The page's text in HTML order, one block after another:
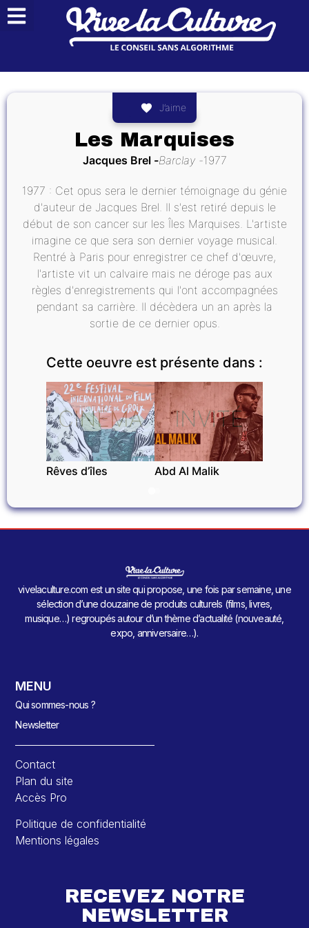
J’aime
Les Marquises
Jacques Brel Barclay 1977
1977 : Cet opus sera le dernier témoignage du génie
d'auteur de Jacques Brel. Il s'est retiré depuis le
début de son cancer sur les Îles Marquises. L'artiste
imagine ce que sera son dernier voyage musical.
Rentré à Paris pour enregistrer ce chef d'œuvre,
l'artiste vit un calvaire mais ne déroge pas aux
règles d'enregistrements qui l'ont accompagnées
pendant sa carrière. Il décèdera un an après la
sortie de ce dernier opus.
Cette oeuvre est présente dans :
CINÉMA
Rêves d’îles
INVITÉ
Abd Al Malik
vivelaculture.com est un site qui propose, une fois par semaine, une
sélection d’une douzaine de produits culturels (films, livres,
musique…) regroupés autour d’un thème d’actualité (nouveauté,
expo, anniversaire…).
MENU
Qui sommes-nous ?
Newsletter
Contact
Plan du site
Accès Pro
Politique de confidentialité
Mentions légales
RECEVEZ NOTRE
NEWSLETTER